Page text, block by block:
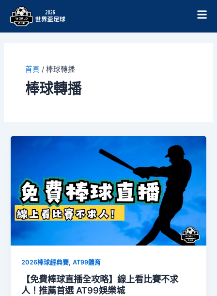
首頁 / 棒球轉播
棒球轉播
2026棒球經典賽,AT99體育
【免費棒球直播全攻略】線上看比賽不求
人！推薦首選 AT99娛樂城